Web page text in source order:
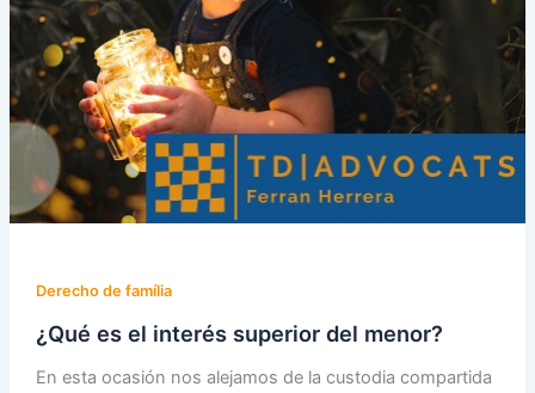
Derecho de família
¿Qué es el interés superior del menor?
En esta ocasión nos alejamos de la custodia compartida